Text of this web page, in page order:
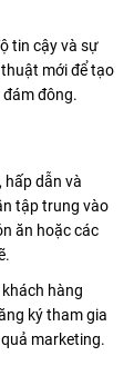
tin cậy và sự
mới để tạo
đông.
hấp dẫn và
tập trung vào
ăn hoặc các
hàng
ký tham gia
marketing.